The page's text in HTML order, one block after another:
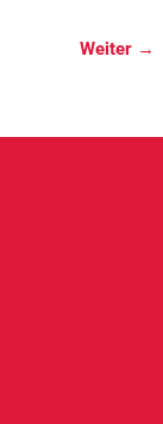
Weiter →